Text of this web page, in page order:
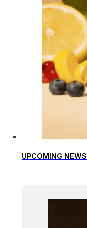
UPCOMING NEWS